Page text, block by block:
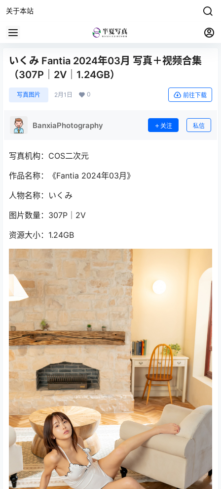
关于本站
いくみ Fantia 2024年03月 写真＋视频合集
（307P｜2V｜1.24GB）
写真图片 2月1日 0 前往下载
BanxiaPhotography 关注 私信
写真机构：COS二次元
作品名称：《Fantia 2024年03月》
人物名称：いくみ
图片数量：307P｜2V
资源大小：1.24GB